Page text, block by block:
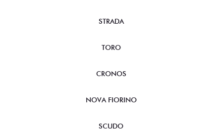
STRADA
TORO
CRONOS
NOVA FIORINO
SCUDO